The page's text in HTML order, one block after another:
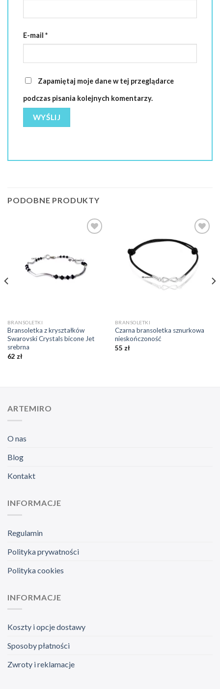
E-mail *
Zapamiętaj moje dane w tej przeglądarce
podczas pisania kolejnych komentarzy.
PODOBNE PRODUKTY
BRANSOLETKI
Bransoletka z kryształków
Swarovski Crystals bicone Jet
srebrna
62 zł
Dodaj do
ulubionych
❤️
BRANSOLETKI
Czarna bransoletka sznurkowa
nieskończoność
55 zł
ARTEMIRO
O nas
Blog
Kontakt
INFORMACJE
Regulamin
Polityka prywatności
Polityka cookies
INFORMACJE
Koszty i opcje dostawy
Sposoby płatności
Zwroty i reklamacje